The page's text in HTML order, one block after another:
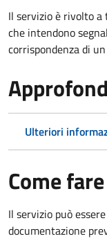
Il servizio è rivolto
che intendono
corrispondenza di
Ulteriori
Come fare
Il servizio può
documentazione